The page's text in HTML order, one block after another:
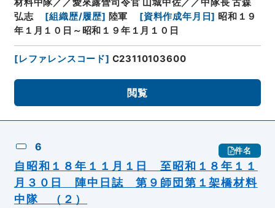
材料中隊／／愛來露營司令官 山城中佐／／中隊長 古森
弘志
[組織歴/履歴] 陸軍 [資料作成年月日] 昭和１９
年１月１０日～昭和１９年１月１０日
[レファレンスコード] C23110103600
閲覧
6 件名
自昭和１８年１１月１日 至昭和１８年１１
月３０日 陣中日誌 第９師団第１架橋材料
中隊 （２）